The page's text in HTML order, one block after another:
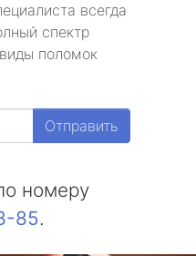
всегда
спектр
поломок
Отправить
номеру
85.